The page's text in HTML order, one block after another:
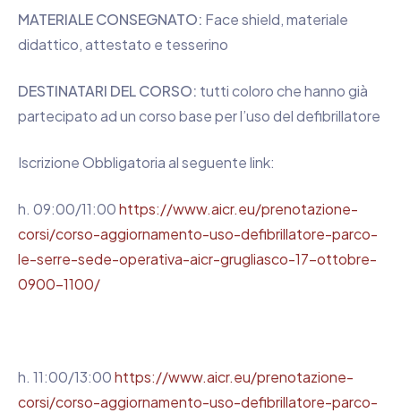
MATERIALE CONSEGNATO: Face shield, materiale
didattico, attestato e tesserino
DESTINATARI DEL CORSO: tutti coloro che hanno già
partecipato ad un corso base per l’uso del defibrillatore
Iscrizione Obbligatoria al seguente link:
h. 09:00/11:00https://www.aicr.eu/prenotazione-
corsi/corso-aggiornamento-uso-defibrillatore-parco-
le-serre-sede-operativa-aicr-grugliasco-17-ottobre-
0900-1100/
h. 11:00/13:00https://www.aicr.eu/prenotazione-
corsi/corso-aggiornamento-uso-defibrillatore-parco-